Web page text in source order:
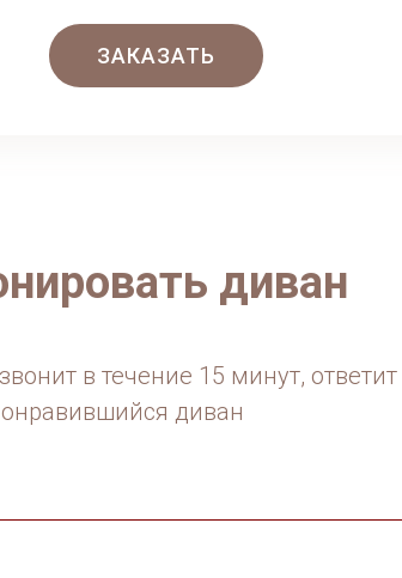
ЗАКАЗАТЬ
диван
в течение 15 минут,
диван